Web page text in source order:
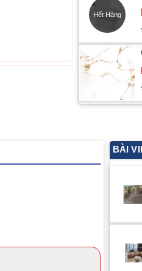
Hết Hàng
BÀI